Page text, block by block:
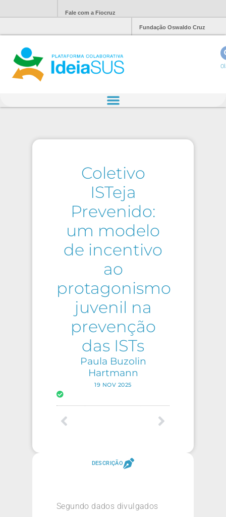
Fale com a Fiocruz
Fundação Oswaldo Cruz
Coletivo
ISTeja
Prevenido:
um modelo
de incentivo
ao
protagonismo
juvenil na
prevenção
das ISTs
Paula Buzolin
Hartmann
19 NOV 2025
DESCRIÇÃO
Segundo dados divulgados